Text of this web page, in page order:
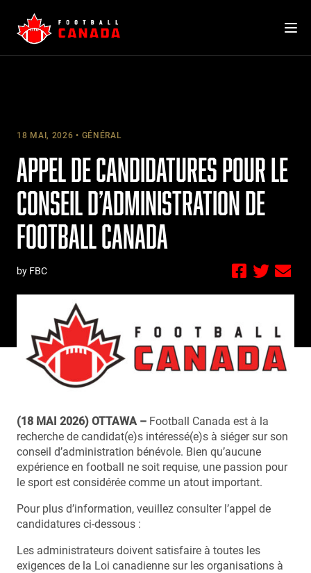
content
18 MAI, 2026 GÉNÉRAL
APPEL DE CANDIDATURES POUR LE
CONSEIL D’ADMINISTRATION DE
FOOTBALL CANADA
by FBC
(18 MAI 2026) OTTAWA – Football Canada est à la
recherche de candidat(e)s intéressé(e)s à siéger sur son
conseil d’administration bénévole. Bien qu’aucune
expérience en football ne soit requise, une passion pour
le sport est considérée comme un atout important.
Pour plus d’information, veuillez consulter l’appel de
candidatures ci-dessous :
Les administrateurs doivent satisfaire à toutes les
exigences de la Loi canadienne sur les organisations à